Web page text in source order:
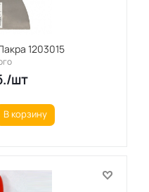
1203015
/шт
В корзину